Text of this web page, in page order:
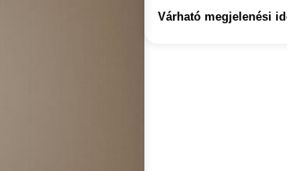
Várható megjelenési